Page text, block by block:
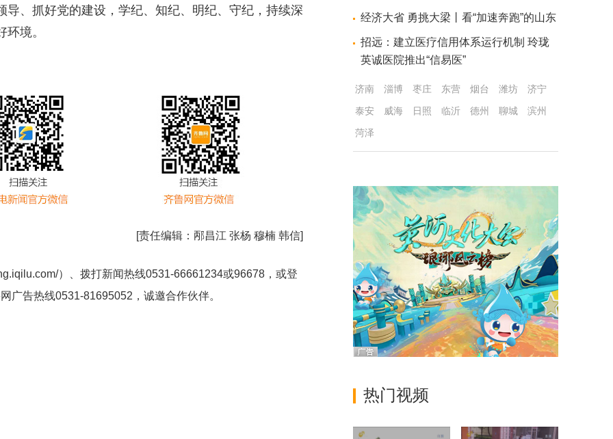
、抓好党的建设，学纪、知纪、明纪、守纪，持续深
境。
[责任编辑： 邴昌江 张杨 穆楠 韩信]
）、拨打新闻热线0531-66661234或96678，或登
广告热线0531-81695052 ，诚邀合作伙伴。
经济大省 勇挑大梁丨看“加速奔跑”的山东
招远：建立医疗信用体系运行机制 玲珑
英诚医院推出“信易医”
济南 淄博 枣庄 东营 烟台 潍坊
济宁
泰安
威海 日照 临沂 德州 聊城
滨州
菏泽
热门视频